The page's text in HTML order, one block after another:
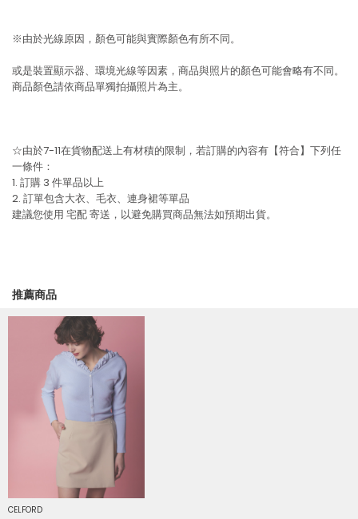
※由於光線原因，顏色可能與實際顏色有所不同。
或是裝置顯示器、環境光線等因素，商品與照片的顏色可能會略有不同。
商品顏色請依商品單獨拍攝照片為主。
☆由於7-11在貨物配送上有材積的限制，若訂購的內容有【符合】下列任
一條件：
1. 訂購 3 件單品以上
2. 訂單包含大衣、毛衣、連身裙等單品
建議您使用 宅配寄送，以避免購買商品無法如預期出貨。
推薦商品
CELFORD